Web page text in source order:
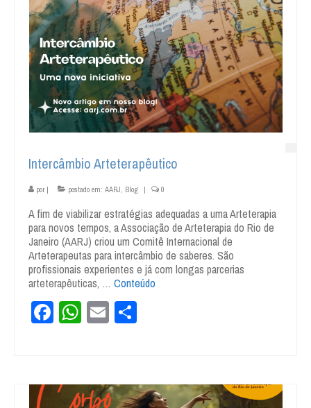
Intercâmbio Arteterapêutico
por | postado em: AARJ, Blog | 0
A fim de viabilizar estratégias adequadas a uma Arteterapia
para novos tempos, a Associação de Arteterapia do Rio de
Janeiro (AARJ) criou um Comitê Internacional de
Arteterapeutas para intercâmbio de saberes. São
profissionais experientes e já com longas parcerias
arteterapêuticas, … Conteúdo
Facebook
WhatsApp
Email